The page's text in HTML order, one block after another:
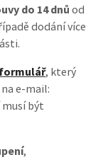
do 14 dnů od
dodání více
, který
e-mail:
být
,